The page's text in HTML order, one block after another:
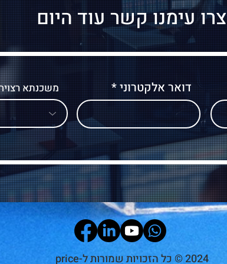
צרו עימנו קשר עוד היום
משכנתא דואר אלקטרוני
2024 © כל הזכויות שמורות ל-price